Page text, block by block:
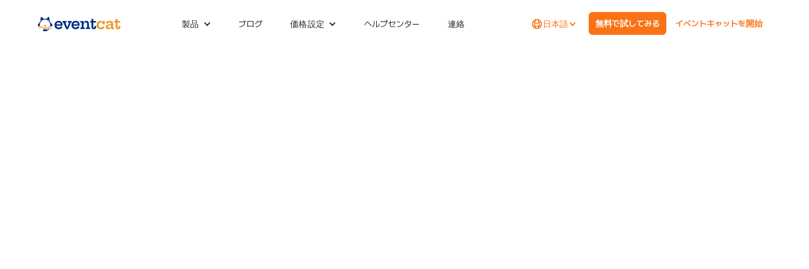
製品 ブログ 価格設定 ヘルプセンター 連絡 日本語 無料で試してみる イベントキャットを開始